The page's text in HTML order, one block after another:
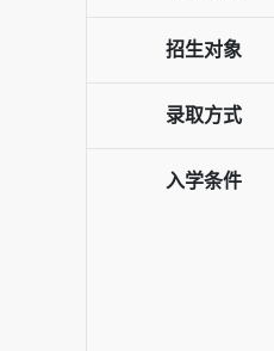
招生对象
录取方式
入学条件